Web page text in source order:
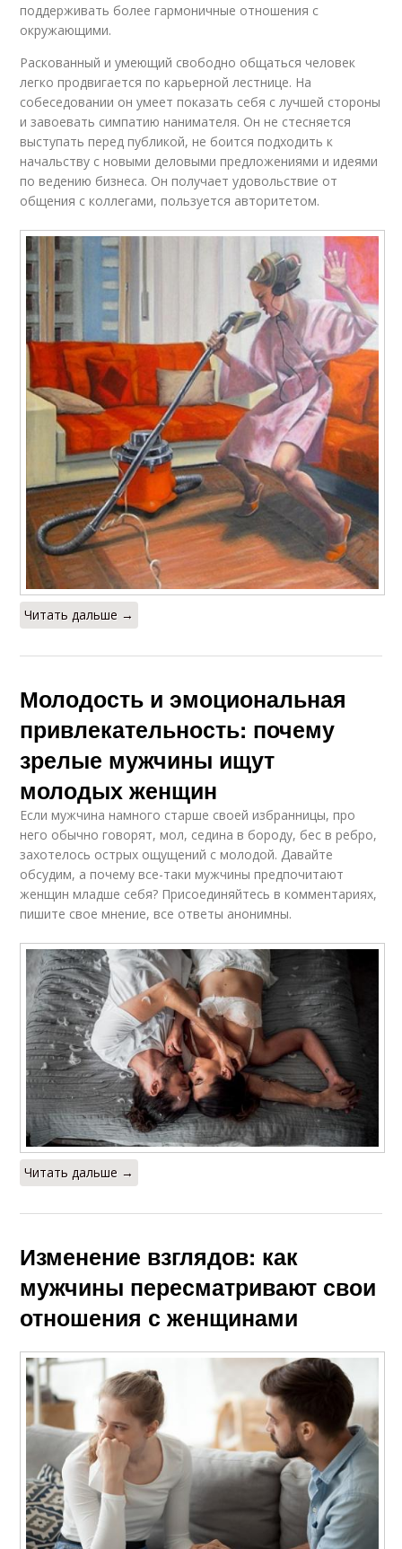
поддерживать более гармоничные отношения с
окружающими.
Раскованный и умеющий свободно общаться человек
легко продвигается по карьерной лестнице. На
собеседовании он умеет показать себя с лучшей стороны
и завоевать симпатию нанимателя. Он не стесняется
выступать перед публикой, не боится подходить к
начальству с новыми деловыми предложениями и идеями
по ведению бизнеса. Он получает удовольствие от
общения с коллегами, пользуется авторитетом.
Читать дальше →
Молодость и эмоциональная
привлекательность: почему
зрелые мужчины ищут
молодых женщин
Если мужчина намного старше своей избранницы, про
него обычно говорят, мол, седина в бороду, бес в ребро,
захотелось острых ощущений с молодой. Давайте
обсудим, а почему все-таки мужчины предпочитают
женщин младше себя? Присоединяйтесь в комментариях,
пишите свое мнение, все ответы анонимны.
Читать дальше →
Изменение взглядов: как
мужчины пересматривают свои
отношения с женщинами